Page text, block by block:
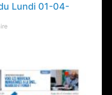
Lundi 01-04-